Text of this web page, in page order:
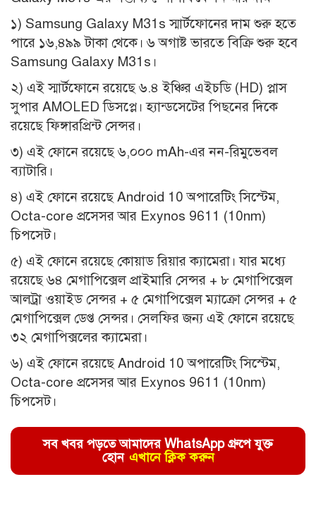
১) Samsung Galaxy M31s স্মার্টফোনের দাম শুরু হতে
পারে ১৬,৪৯৯ টাকা থেকে। ৬ অগাষ্ট ভারতে বিক্রি শুরু হবে
Samsung Galaxy M31s।
২) এই স্মার্টফোনে রয়েছে ৬.৪ ইঞ্চির এইচডি (HD) প্লাস
সুপার AMOLED ডিসপ্লে। হ্যান্ডসেটের পিছনের দিকে
রয়েছে ফিঙ্গারপ্রিন্ট সেন্সর।
৩) এই ফোনে রয়েছে ৬,০০০ mAh-এর নন-রিমুভেবল
ব্যাটারি।
৪) এই ফোনে রয়েছে Android 10 অপারেটিং সিস্টেম,
Octa-core প্রসেসর আর Exynos 9611 (10nm)
চিপসেট।
৫) এই ফোনে রয়েছে কোয়াড রিয়ার ক্যামেরা। যার মধ্যে
রয়েছে ৬৪ মেগাপিক্সেল প্রাইমারি সেন্সর + ৮ মেগাপিক্সেল
আলট্রা ওয়াইড সেন্সর + ৫ মেগাপিক্সেল ম্যাক্রো সেন্সর + ৫
মেগাপিক্সেল ডেপ্ত সেন্সর। সেলফির জন্য এই ফোনে রয়েছে
৩২ মেগাপিক্সলের ক্যামেরা।
৬) এই ফোনে রয়েছে Android 10 অপারেটিং সিস্টেম,
Octa-core প্রসেসর আর Exynos 9611 (10nm)
চিপসেট।
সব খবর পড়তে আমাদের WhatsApp গ্রুপে যুক্ত
হোন এখানে ক্লিক করুন